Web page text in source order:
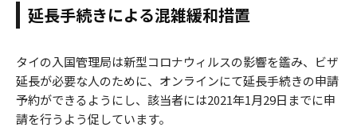
延長手続きによる混雑緩和措置
タイの入国管理局は新型コロナウィルスの影響を鑑み、ビザ
延長が必要な人のために、オンラインにて延長手続きの申請
予約ができるようにし、該当者には2021年1月29日までに申
請を行うよう促しています。